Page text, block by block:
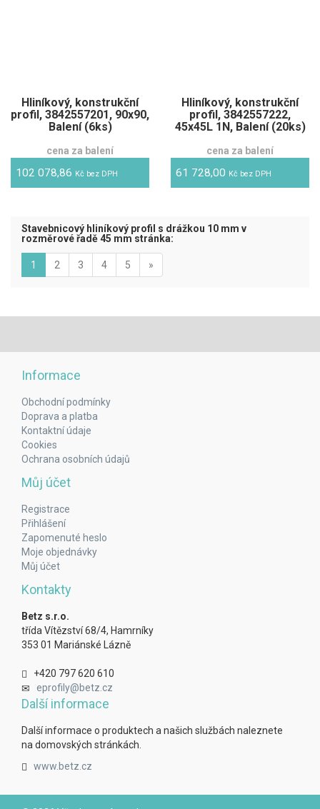
Hliníkový, konstrukční
profil, 3842557201, 90x90,
Balení (6ks)
cena za balení
102 078,86 Kč bez DPH
Hliníkový, konstrukční
profil, 3842557222,
45x45L 1N, Balení (20ks)
cena za balení
61 728,00 Kč bez DPH
Stavebnicový hliníkový profil s drážkou 10 mm v
rozměrové řadě 45 mm stránka:
1 (aktuální)
2 3 4 5 »
Informace
Obchodní podmínky
Doprava a platba
Kontaktní údaje
Cookies
Ochrana osobních údajů
Můj účet
Registrace
Přihlášení
Zapomenuté heslo
Moje objednávky
Můj účet
Kontakty
Betz s.r.o.
třída Vítězství 68/4, Hamrníky
353 01 Mariánské Lázně
+420 797 620 610
eprofily@betz.cz
Další informace
Další informace o produktech a našich službách naleznete
na domovských stránkách.
www.betz.cz